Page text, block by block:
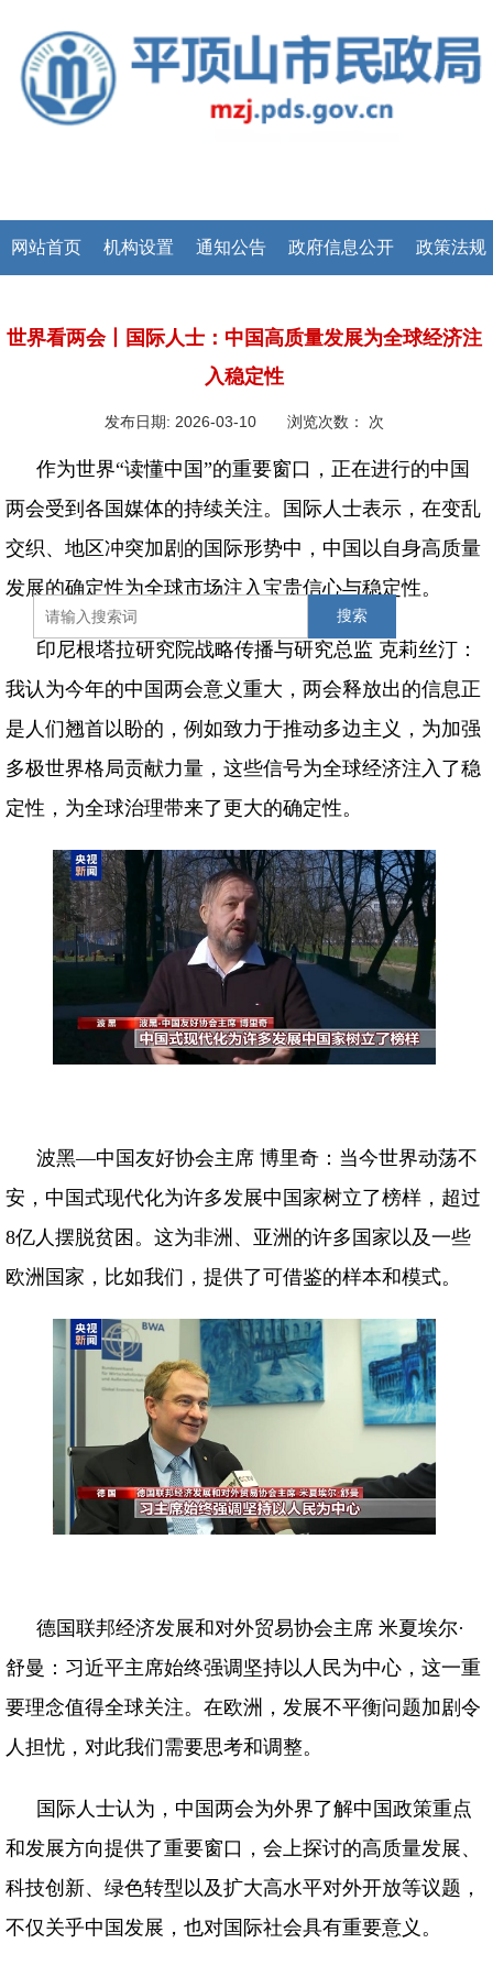
搜索
网站首页 机构设置 通知公告 政府信息公开 政策法规
世界看两会丨国际人士：中国高质量发展为全球经济注
入稳定性
发布日期: 2026-03-10 浏览次数： 次
作为世界“读懂中国”的重要窗口，正在进行的中国
两会受到各国媒体的持续关注。国际人士表示，在变乱
交织、地区冲突加剧的国际形势中，中国以自身高质量
发展的确定性为全球市场注入宝贵信心与稳定性。
印尼根塔拉研究院战略传播与研究总监 克莉丝汀：
我认为今年的中国两会意义重大，两会释放出的信息正
是人们翘首以盼的，例如致力于推动多边主义，为加强
多极世界格局贡献力量，这些信号为全球经济注入了稳
定性，为全球治理带来了更大的确定性。
波黑—中国友好协会主席 博里奇：当今世界动荡不
安，中国式现代化为许多发展中国家树立了榜样，超过
8亿人摆脱贫困。这为非洲、亚洲的许多国家以及一些
欧洲国家，比如我们，提供了可借鉴的样本和模式。
德国联邦经济发展和对外贸易协会主席 米夏埃尔·
舒曼：习近平主席始终强调坚持以人民为中心，这一重
要理念值得全球关注。在欧洲，发展不平衡问题加剧令
人担忧，对此我们需要思考和调整。
国际人士认为，中国两会为外界了解中国政策重点
和发展方向提供了重要窗口，会上探讨的高质量发展、
科技创新、绿色转型以及扩大高水平对外开放等议题，
不仅关乎中国发展，也对国际社会具有重要意义。